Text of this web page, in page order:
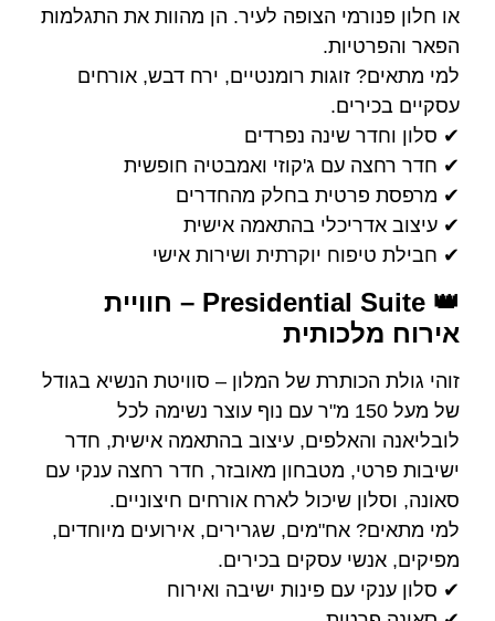
או חלון פנורמי הצופה לעיר. הן מהוות את התגלמות
הפאר והפרטיות.
למי מתאים? זוגות רומנטיים, ירח דבש, אורחים
עסקיים בכירים.
✔ סלון וחדר שינה נפרדים
✔ חדר רחצה עם ג'קוזי ואמבטיה חופשית
✔ מרפסת פרטית בחלק מהחדרים
✔ עיצוב אדריכלי בהתאמה אישית
✔ חבילת טיפוח יוקרתית ושירות אישי
👑 Presidential Suite – חוויית
אירוח מלכותית
זוהי גולת הכותרת של המלון – סוויטת הנשיא בגודל
של מעל 150 מ"ר עם נוף עוצר נשימה לכל
לובליאנה והאלפים, עיצוב בהתאמה אישית, חדר
ישיבות פרטי, מטבחון מאובזר, חדר רחצה ענקי עם
סאונה, וסלון שיכול לארח אורחים חיצוניים.
למי מתאים? אח"מים, שגרירים, אירועים מיוחדים,
מפיקים, אנשי עסקים בכירים.
✔ סלון ענקי עם פינות ישיבה ואירוח